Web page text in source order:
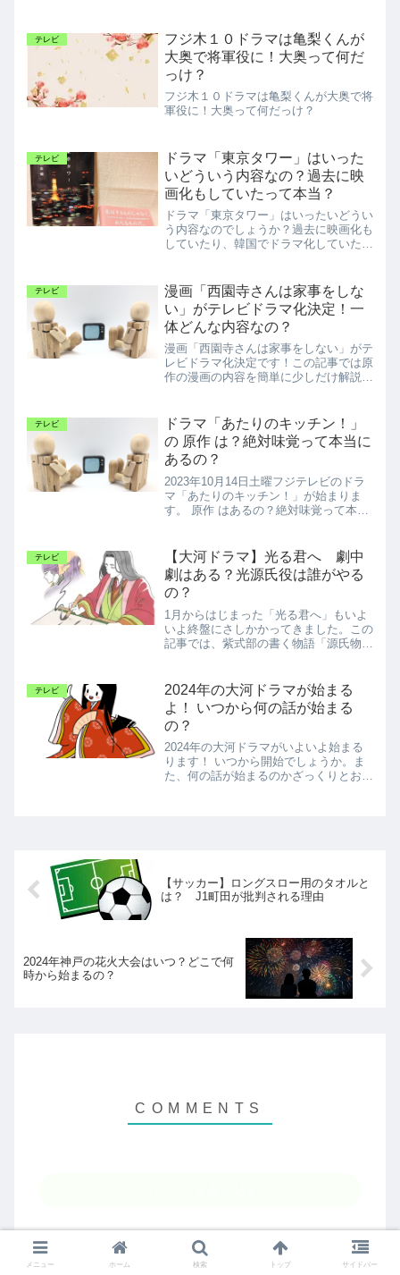
テレビ
フジ木１０ドラマは亀梨くんが
大奥で将軍役に！大奥って何だ
っけ？
フジ木１０ドラマは亀梨くんが大奥で将
軍役に！大奥って何だっけ？
テレビ
ドラマ「東京タワー」はいった
いどういう内容なの？過去に映
画化もしていたって本当？
ドラマ「東京タワー」はいったいどうい
う内容なのでしょうか？過去に映画化も
していたり、韓国でドラマ化していたこ
テレビ
漫画「西園寺さんは家事をしな
い」がテレビドラマ化決定！一
体どんな内容なの？
漫画「西園寺さんは家事をしない」がテ
レビドラマ化決定です！この記事では原
作の漫画の内容を簡単に少しだけ解説。
テレビ
ドラマ「あたりのキッチン！」
の 原作 は？絶対味覚って本当に
あるの？
2023年10月14日土曜フジテレビのドラ
マ「あたりのキッチン！」が始まりま
す。 原作 はあるの？絶対味覚って本当
テレビ
【大河ドラマ】光る君へ 劇中
劇はある？光源氏役は誰がやる
の？
1月からはじまった「光る君へ」もいよ
いよ終盤にさしかかってきました。この
記事では、紫式部の書く物語「源氏物
いう話題をお伝えします。光る君へ 劇
中劇はある？結論をいうと、...
テレビ
2024年の大河ドラマが始まる
よ！ いつから何の話が始まる
の？
2024年の大河ドラマがいよいよ始まる
ります！ いつから開始でしょうか。ま
た、何の話が始まるのかざっくりとお伝
【サッカー】ロングスロー用のタオルと
は？ J1町田が批判される理由
2024年神戸の花火大会はいつ？どこで何
時から始まるの？
ホーム テレビ
メニュー ホーム 検索 トップ サイドバー